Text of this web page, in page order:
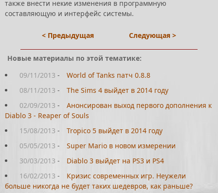
также внести некие изменения в программную
составляющую и интерфейс системы.
< Предыдущая Следующая >
Новые материалы по этой тематике:
09/11/2013 -
World of Tanks патч 0.8.8
08/11/2013 -
The Sims 4 выйдет в 2014 году
02/09/2013 -
Анонсирован выход первого дополнения к
Diablo 3 - Reaper of Souls
15/08/2013 -
Tropico 5 выйдет в 2014 году
05/05/2013 -
Super Mario в новом измерении
30/03/2013 -
Diablo 3 выйдет на PS3 и PS4
16/02/2013 -
Кризис современных игр. Неужели
больше никогда не будет таких шедевров, как раньше?